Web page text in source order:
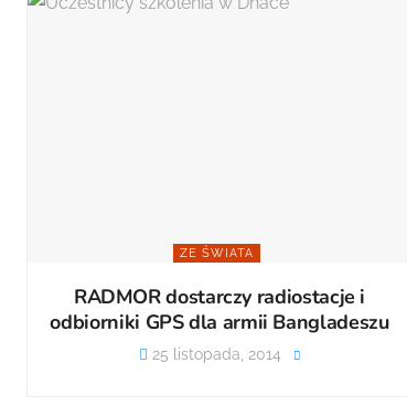
ZE ŚWIATA
RADMOR dostarczy radiostacje i
odbiorniki GPS dla armii Bangladeszu
25 listopada, 2014